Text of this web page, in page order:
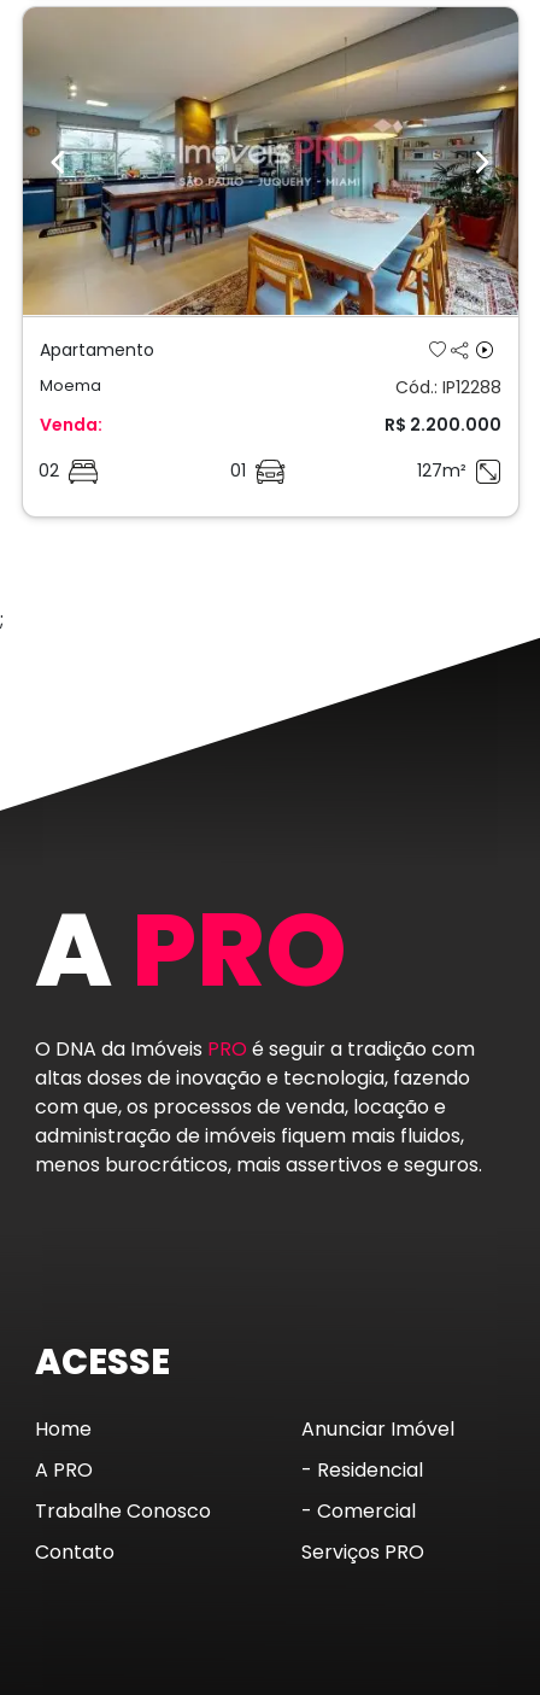
Previous Next
Apartamento
Moema
Cód.: IP12288
Venda:
R$ 2.200.000
02
01 127m²
;
APRO
O DNA da Imóveis PRO é seguir a tradição com
altas doses de inovação e tecnologia, fazendo
com que, os processos de venda, locação e
administração de imóveis fiquem mais fluidos,
menos burocráticos, mais assertivos e seguros.
ACESSE
Home
A PRO
Trabalhe Conosco
Contato
Anunciar Imóvel
- Residencial
- Comercial
Serviços PRO